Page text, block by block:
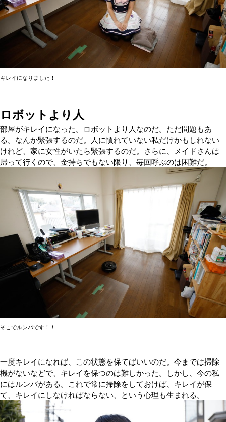
キレイになりました！
ロボットより人
部屋がキレイになった。ロボットより人なのだ。ただ問題もあ
る。なんか緊張するのだ。人に慣れていない私だけかもしれない
けれど、家に女性がいたら緊張するのだ。さらに、メイドさんは
帰って行くので、金持ちでもない限り、毎回呼ぶのは困難だ。
そこでルンバです！！
一度キレイになれば、この状態を保てばいいのだ。今までは掃除
機がないなどで、キレイを保つのは難しかった。しかし、今の私
にはルンバがある。これで常に掃除をしておけば、キレイが保
て、キレイにしなければならない、という心理も生まれる。